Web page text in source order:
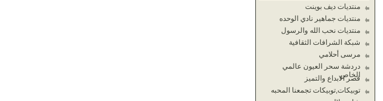
منتديات ديف بوينت
منتديات جماهير نادي الوحده
منتديات نحب الله والرسول
شبكة الشرافات الثقافية
مرسى أحلامي
دردشة سحر العيون عالمي
الخاص
قصر الابداع والتميز
توبيكات,توبيكات تجمعنا المحبه